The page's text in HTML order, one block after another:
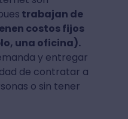
trabajan de
costos fijos
una oficina).
y entregar
de contratar a
o sin tener